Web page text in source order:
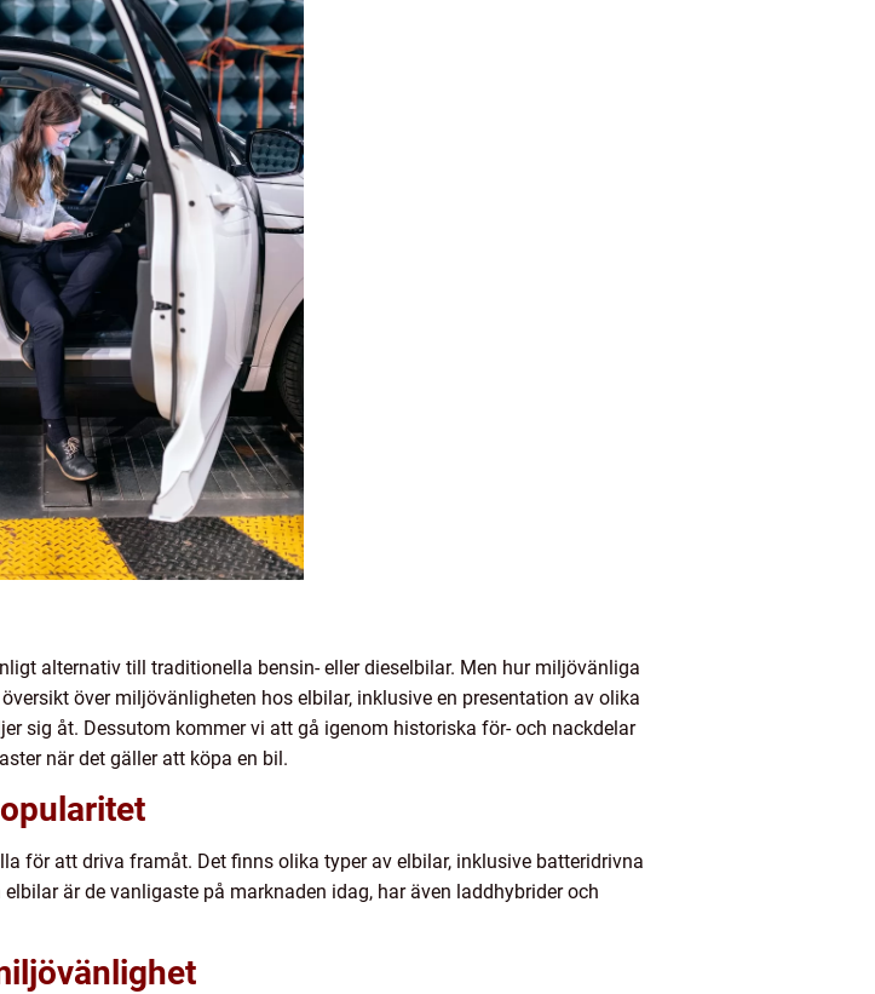
alternativ till traditionella bensin- eller dieselbilar. Men hur miljövänliga
över miljövänligheten hos elbilar, inklusive en presentation av olika
sig åt. Dessutom kommer vi att gå igenom historiska för- och nackdelar
när det gäller att köpa en bil.
för att driva framåt. Det finns olika typer av elbilar, inklusive batteridrivna
är de vanligaste på marknaden idag, har även laddhybrider och